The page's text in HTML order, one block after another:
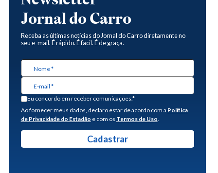
Jornal do Carro
Receba as últimas notícias do Jornal do Carro diretamente no
seu e-mail. É rápido. É facil. É de graça.
Eu concordo em receber comunicações.*
Ao fornecer meus dados, declaro estar de acordo com a Política
de Privacidade do Estadão e com os Termos de Uso.